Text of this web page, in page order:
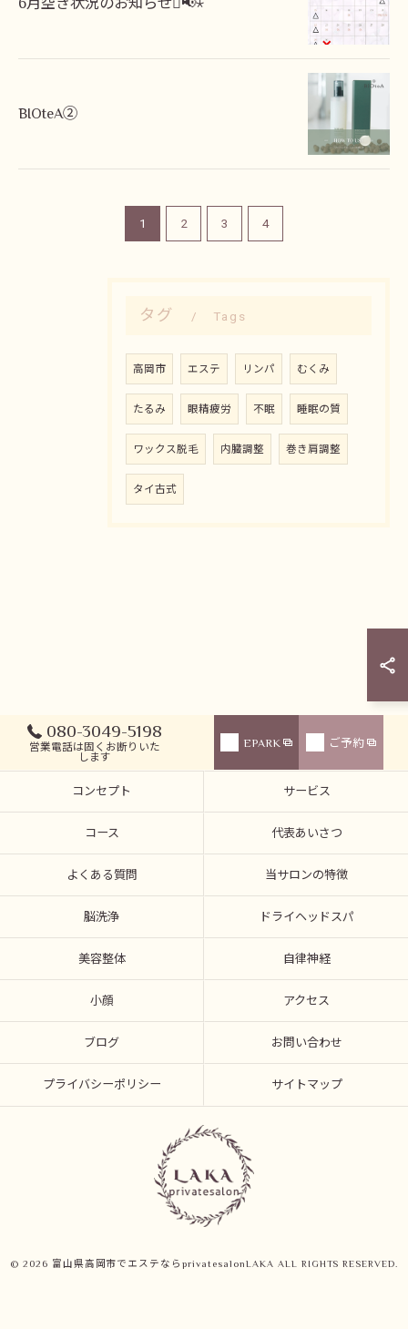
BIOteA②
1 2 3 4
タグ Tags
高岡市 エステ リンパ むくみ
たるみ 眼精疲労 不眠 睡眠の質
ワックス脱毛 内臓調整 巻き肩調整
タイ古式
080-3049-5198
営業電話は固くお断りいた
します
EPARK ご予約
コンセプト サービス
コース 代表あいさつ
よくある質問 当サロンの特徴
脳洗浄 ドライヘッドスパ
美容整体 自律神経
小顔 アクセス
ブログ お問い合わせ
プライバシーポリシー サイトマップ
© 2026 富山県高岡市でエステならprivatesalonLAKA ALL RIGHTS RESERVED.